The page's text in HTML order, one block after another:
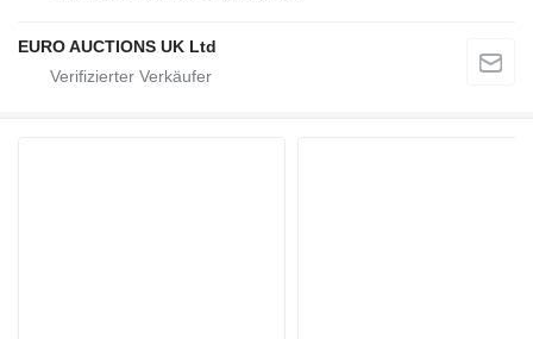
EURO AUCTIONS UK Ltd